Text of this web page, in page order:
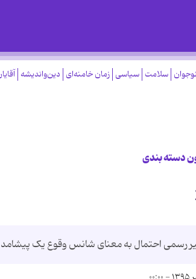
سلامت سیاسی زمان خامنه‌ای دین‌واندیشه
دسته بندی
رسمی احتمال به معنای شانس وقوع یک